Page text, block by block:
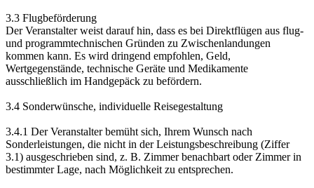
3.3 Flugbeförderung
Der Veranstalter weist darauf hin, dass es bei Direktflügen aus flug-
und programmtechnischen Gründen zu Zwischenlandungen
kommen kann. Es wird dringend empfohlen, Geld,
Wertgegenstände, technische Geräte und Medikamente
ausschließlich im Handgepäck zu befördern.
3.4 Sonderwünsche, individuelle Reisegestaltung
3.4.1 Der Veranstalter bemüht sich, Ihrem Wunsch nach
Sonderleistungen, die nicht in der Leistungsbeschreibung (Ziffer
3.1) ausgeschrieben sind, z. B. Zimmer benachbart oder Zimmer in
bestimmter Lage, nach Möglichkeit zu entsprechen.